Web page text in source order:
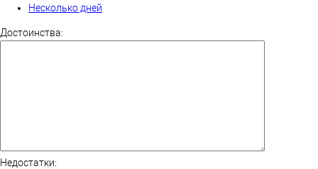
Несколько дней
Достоинства:
Недостатки: